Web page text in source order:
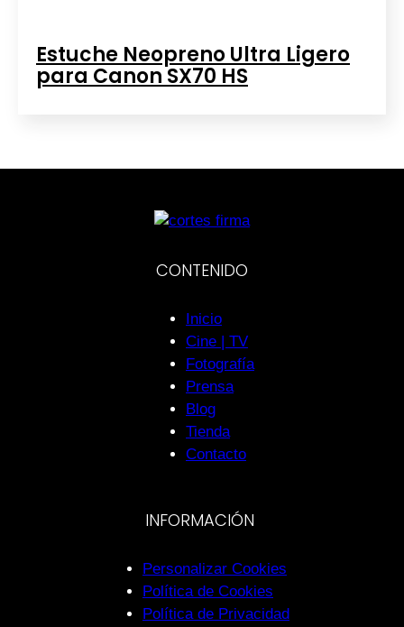
Estuche Neopreno Ultra Ligero
para Canon SX70 HS
CONTENIDO
Inicio
Cine | TV
Fotografía
Prensa
Blog
Tienda
Contacto
INFORMACIÓN
Personalizar Cookies
Política de Cookies
Política de Privacidad